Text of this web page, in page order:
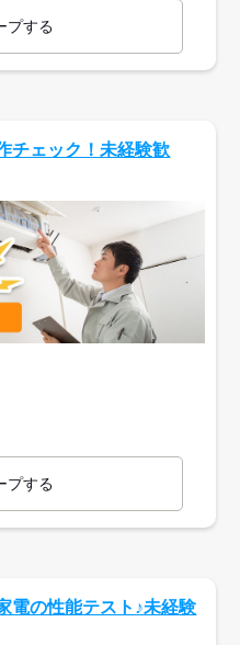
プする
チェック！未経験歓
プする
電の性能テスト♪未経験